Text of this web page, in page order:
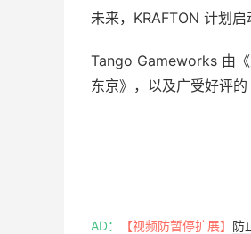
未来，KRAFTON 计划
Tango Gameworks 由《
东京》，以及广受好评的
AD： 【视频防暂停扩展】 防